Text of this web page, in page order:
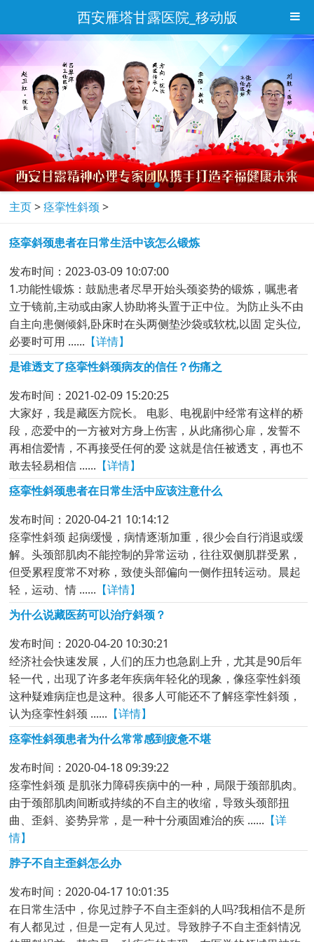
西安雁塔甘露医院_移动版
主页>痉挛性斜颈 >
痉挛斜颈患者在日常生活中该怎么锻炼
发布时间：2023-03-09 10:07:00
1.功能性锻炼：鼓励患者尽早开始头颈姿势的锻炼，嘱患者
立于镜前,主动或由家人协助将头置于正中位。为防止头不由
自主向患侧倾斜,卧床时在头两侧垫沙袋或软枕,以固 定头位,
必要时可用 ...... 【详情】
是谁透支了痉挛性斜颈病友的信任？伤痛之
发布时间：2021-02-09 15:20:25
大家好，我是藏医方院长。 电影、电视剧中经常有这样的桥
段，恋爱中的一方被对方身上伤害，从此痛彻心扉，发誓不
再相信爱情，不再接受任何的爱 这就是信任被透支，再也不
敢去轻易相信 ...... 【详情】
痉挛性斜颈患者在日常生活中应该注意什么
发布时间：2020-04-21 10:14:12
痉挛性斜颈 起病缓慢，病情逐渐加重，很少会自行消退或缓
解。头颈部肌肉不能控制的异常运动，往往双侧肌群受累，
但受累程度常不对称，致使头部偏向一侧作扭转运动。晨起
轻，运动、情 ...... 【详情】
为什么说藏医药可以治疗斜颈？
发布时间：2020-04-20 10:30:21
经济社会快速发展，人们的压力也急剧上升，尤其是90后年
轻一代，出现了许多老年疾病年轻化的现象，像痉挛性斜颈
这种疑难病症也是这种。很多人可能还不了解痉挛性斜颈，
认为痉挛性斜颈 ...... 【详情】
痉挛性斜颈患者为什么常常感到疲惫不堪
发布时间：2020-04-18 09:39:22
痉挛性斜颈 是肌张力障碍疾病中的一种，局限于颈部肌肉。
由于颈部肌肉间断或持续的不自主的收缩，导致头颈部扭
曲、歪斜、姿势异常，是一种十分顽固难治的疾 ...... 【详
情】
脖子不自主歪斜怎么办
发布时间：2020-04-17 10:01:35
在日常生活中，你见过脖子不自主歪斜的人吗?我相信不是所
有人都见过，但是一定有人见过。导致脖子不自主歪斜情况